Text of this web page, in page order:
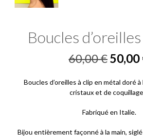
Boucles
60,00€Le
initial
était :
60,00
50,00
Boucles d’oreilles à clip en métal doré
cristaux et de
Fabriqué en Italie.
Bijou entièrement façonné à la main,